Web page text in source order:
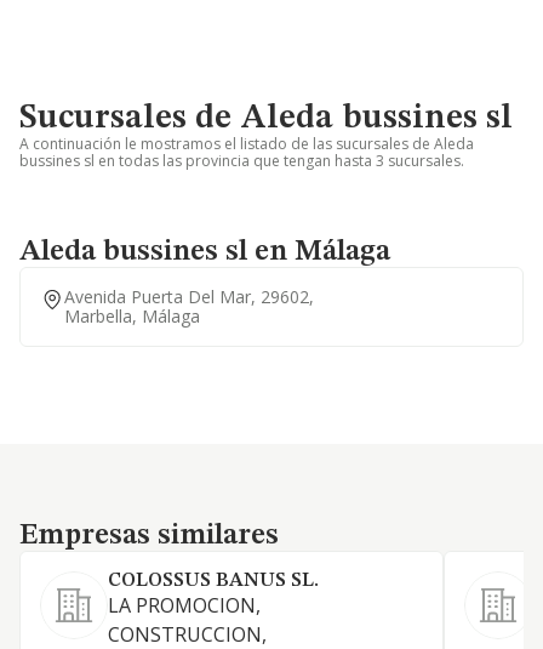
Sucursales de Aleda bussines sl
A continuación le mostramos el listado de las sucursales de Aleda
bussines sl en todas las provincia que tengan hasta 3 sucursales.
Aleda bussines sl en Málaga
Avenida Puerta Del Mar, 29602,
Marbella, Málaga
Empresas similares
Empresas similares
COLOSSUS BANUS SL.
LA PROMOCION,
CONSTRUCCION,